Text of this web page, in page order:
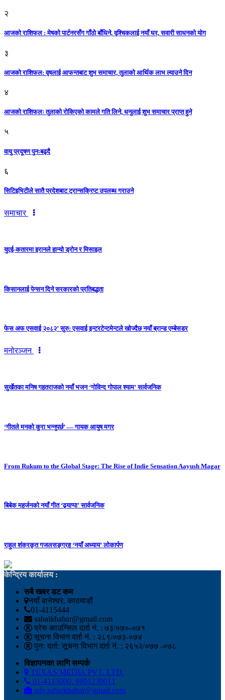
२
आजको राशिफल : मेषको पार्टनरसँग गाँठो बाँधिने, वृश्चिकलाई नयाँ घर, सवारी साधनकाे याेग
३
आजकाे राशिफल: वृषलाई आफन्तबाट शुभ समाचार, तुलाकाे आर्थिक लाभ ल्याउने दिन
४
आजको राशिफलः तुलाकाे रोकिएको कामले गति लिने, धनुलाई शुभ समाचार प्राप्त हुने
५
वायु प्रदूषण पुनःबढ्दै
६
सिटिइभिटीले सातै प्रदेशबाट ट्रान्सक्रिप्ट उपलब्ध गराउने
समाचार
युएई-कतारमा इरानले हान्यो ड्रोन र मिसाइल
किसानलाई पेन्सन दिने सरकारको प्रतिबद्धता
फेस अफ एसवाई २०८२’ सुरु: एसवाई इन्टरटेन्टमेन्टले खोज्दैछ नयाँ ब्रान्ड एम्बेसडर
मनोरञ्जन
सुर्खेतका मनिष गहतराजको नयाँ भजन ‘गोविन्द गोपाल श्याम’ सार्वजनिक
‘गीतले मनको कुरा भन्नुपर्छ’ — गायक आयुष मगर
From Rukum to the Global Stage: The Rise of Indie Sensation Aayush Magar
बिबेक महर्जनको नयाँ गीत ‘ढ्याप्पा’ सार्वजनिक
राहुल शंकरकृत गजलसङ्ग्रह ‘नयाँ अध्याय’ लोकार्पण
केन्द्रिय कार्यालय :
सबै खबर डट कम
नयाँ बानेश्वर, काठमाडौं
01-4115444
sabaikhabar@gmail.com
प्रेस काउन्सिल दर्ता नं. : ७३/०७०-०७१
सूचना विभाग दर्ता नं. : २८९/०७३-०७४
पुनः दर्ता: सूचना विभाग दर्ता नं. : २६५२/०७७ -०७८
विज्ञापनका लागि सम्पर्क
TEXAS MEDIA PVT. LTD.
01-4115000, 9801230011
adv.sabaikhabar@gmail.com